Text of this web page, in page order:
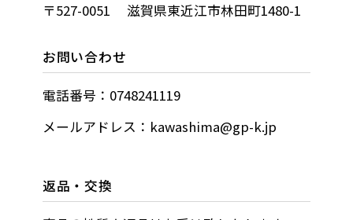
〒527-0051 滋賀県東近江市林田町1480-1
お問い合わせ
電話番号：0748241119
メールアドレス：kawashima@gp-k.jp
返品・交換